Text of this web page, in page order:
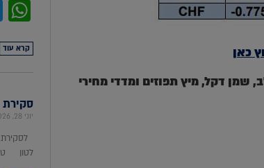
כאן
חלב, שמן דקל, מיץ תפוזים ומדדי מחירי
קרא עוד
סקירת
יוני 28, 2026
לטון